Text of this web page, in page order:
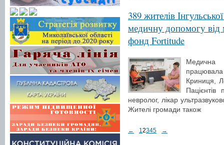
389 жителів
медичну допомогу від
фонд Fortitude
Медична
працювала
Криниця,
невролог, лікар
Жителі громади також
← 12345 →